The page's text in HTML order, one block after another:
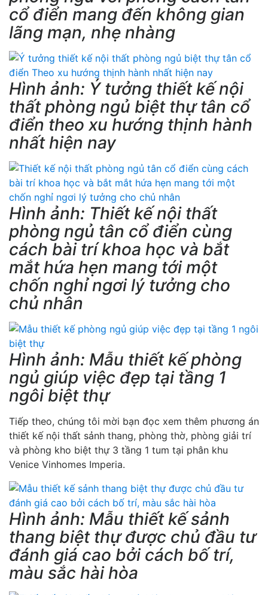
cổ điển mang đến không gian
lãng mạn, nhẹ nhàng
Hình ảnh: Ý tưởng thiết kế nội
thất phòng ngủ biệt thự tân cổ
điển theo xu hướng thịnh hành
nhất hiện nay
Hình ảnh: Thiết kế nội thất
phòng ngủ tân cổ điển cùng
cách bài trí khoa học và bắt
mắt hứa hẹn mang tới một
chốn nghỉ ngơi lý tưởng cho
chủ nhân
Hình ảnh: Mẫu thiết kế phòng
ngủ giúp việc đẹp tại tầng 1
ngôi biệt thự
Tiếp theo, chúng tôi mời bạn đọc xem thêm phương án
thiết kế nội thất sảnh thang, phòng thờ, phòng giải trí
và phòng kho biệt thự 3 tầng 1 tum tại phân khu
Venice Vinhomes Imperia.
Hình ảnh: Mẫu thiết kế sảnh
thang biệt thự được chủ đầu tư
đánh giá cao bởi cách bố trí,
màu sắc hài hòa